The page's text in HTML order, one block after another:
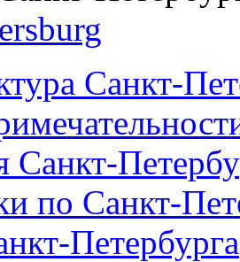
Санкт-
Санкт-
по Санкт-
Петербурга